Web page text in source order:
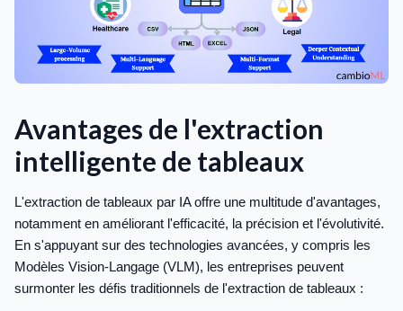
Avantages de l'extraction
intelligente de tableaux
L'extraction de tableaux par IA offre une multitude d'avantages,
notamment en améliorant l'efficacité, la précision et l'évolutivité.
En s'appuyant sur des technologies avancées, y compris les
Modèles Vision-Langage (VLM), les entreprises peuvent
surmonter les défis traditionnels de l'extraction de tableaux :